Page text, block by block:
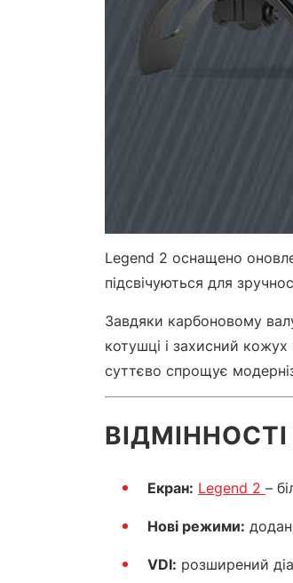
Legend 2 оснащено
підсвічуються для
Завдяки карбоновому
котушці і захисний
суттєво спрощує
ВІДМІННОСТІ
Екран: Legend 2 –
Нові режими:
VDI: розширений